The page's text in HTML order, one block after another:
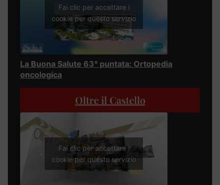
Fai clic per accettare i
cookie per questo servizio
La Buona Salute 63° puntata: Ortopedia
oncologica
Oltre il Castello
Fai clic per accettare i
cookie per questo servizio